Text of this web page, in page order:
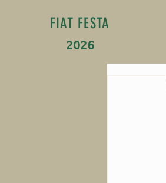
FIAT FESTA
2026